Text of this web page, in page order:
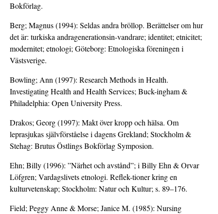
Bokförlag.
Berg; Magnus (1994): Seldas andra bröllop. Berättelser om hur
det är: turkiska andragenerationsin-vandrare; identitet; etnicitet;
modernitet; etnologi; Göteborg: Etnologiska föreningen i
Västsverige.
Bowling; Ann (1997): Research Methods in Health.
Investigating Health and Health Services; Buck-ingham &
Philadelphia: Open University Press.
Drakos; Georg (1997): Makt över kropp och hälsa. Om
leprasjukas självförståelse i dagens Grekland; Stockholm &
Stehag: Brutus Östlings Bokförlag Symposion.
Ehn; Billy (1996): ”Närhet och avstånd”; i Billy Ehn & Orvar
Löfgren; Vardagslivets etnologi. Reflek-tioner kring en
kulturvetenskap; Stockholm: Natur och Kultur; s. 89–176.
Field; Peggy Anne & Morse; Janice M. (1985): Nursing